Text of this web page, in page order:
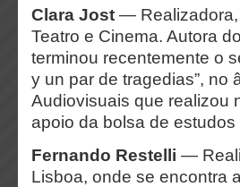
Clara Jost — Realizadora,
Teatro e Cinema. Autora
terminou recentemente o
y un par de tragedias”, no
Audiovisuais que realizou
apoio da bolsa de
Fernando Restelli —
Lisboa, onde se encontra